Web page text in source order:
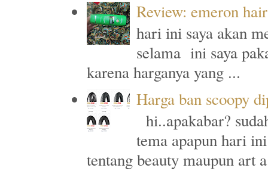
Review: emeron
hari ini saya akan
selama ini saya
karena harganya yang ...
Harga ban scoopy
hi..apakabar?
tema apapun hari
tentang beauty maupun art